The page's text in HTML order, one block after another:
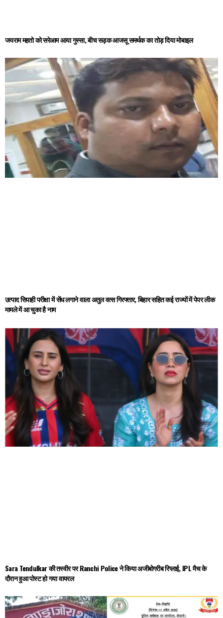
जयराम महतो को सरेआम आया गुस्सा, बीच सड़क आजसू समर्थक का तोड़ दिया मोबाइल
उत्पाद सिपाही परीक्षा में सेंध लगाने वाला अतुल वत्स गिरफ्तार, बिहार सहित कई राज्यों में पेपर लीक
मामले में आ चुका है नाम
Sara Tendulkar की तस्वीर पर Ranchi Police ने किया अजीबोगरीब रिप्लाई, IPL मैच के
दौरान हुआ पोस्ट हो गया वायरल